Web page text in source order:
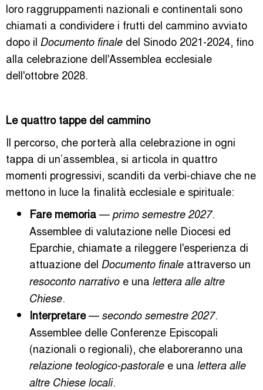
loro raggruppamenti nazionali e continentali sono
chiamati a condividere i frutti del cammino avviato
dopo il Documento finale del Sinodo 2021-2024, fino
alla celebrazione dell'Assemblea ecclesiale
dell'ottobre 2028.
Le quattro tappe del cammino
Il percorso, che porterà alla celebrazione in ogni
tappa di un’assemblea, si articola in quattro
momenti progressivi, scanditi da verbi-chiave che ne
mettono in luce la finalità ecclesiale e spirituale:
Fare memoria— primo semestre 2027.
Assemblee di valutazione nelle Diocesi ed
Eparchie, chiamate a rileggere l'esperienza di
attuazione del Documento finale attraverso un
resoconto narrativo e una lettera alle altre
Chiese.
Interpretare— secondo semestre 2027.
Assemblee delle Conferenze Episcopali
(nazionali o regionali), che elaboreranno una
relazione teologico-pastorale e una lettera alle
altre Chiese locali.